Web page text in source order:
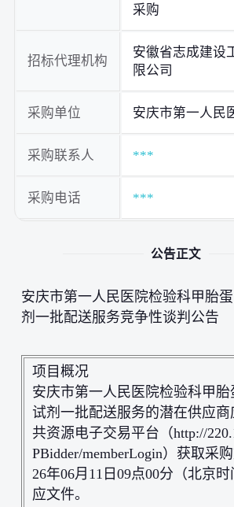
采购
招标代理机构
安徽省志成建设
限公司
采购单位 安庆市第一人民
采购联系人 ***
采购电话 ***
公告正文
安庆市第一人民医院检验科甲胎
剂一批配送服务竞争性谈判公告
项目概况
安庆市第一人民医院检验科甲
试剂一批配送服务的潜在供应商
共资源电子交易平台（http://
PBidder/memberLogin）获取采
26年06月11日09点00分（北京
应文件。